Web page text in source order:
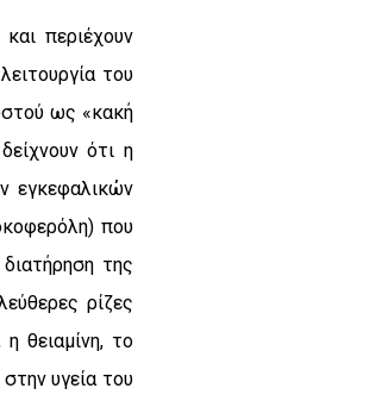
περιέχουν
του
ως «κακή
ότι η
εγκεφαλικών
που
της
ρίζες
θειαμίνη, το
υγεία του